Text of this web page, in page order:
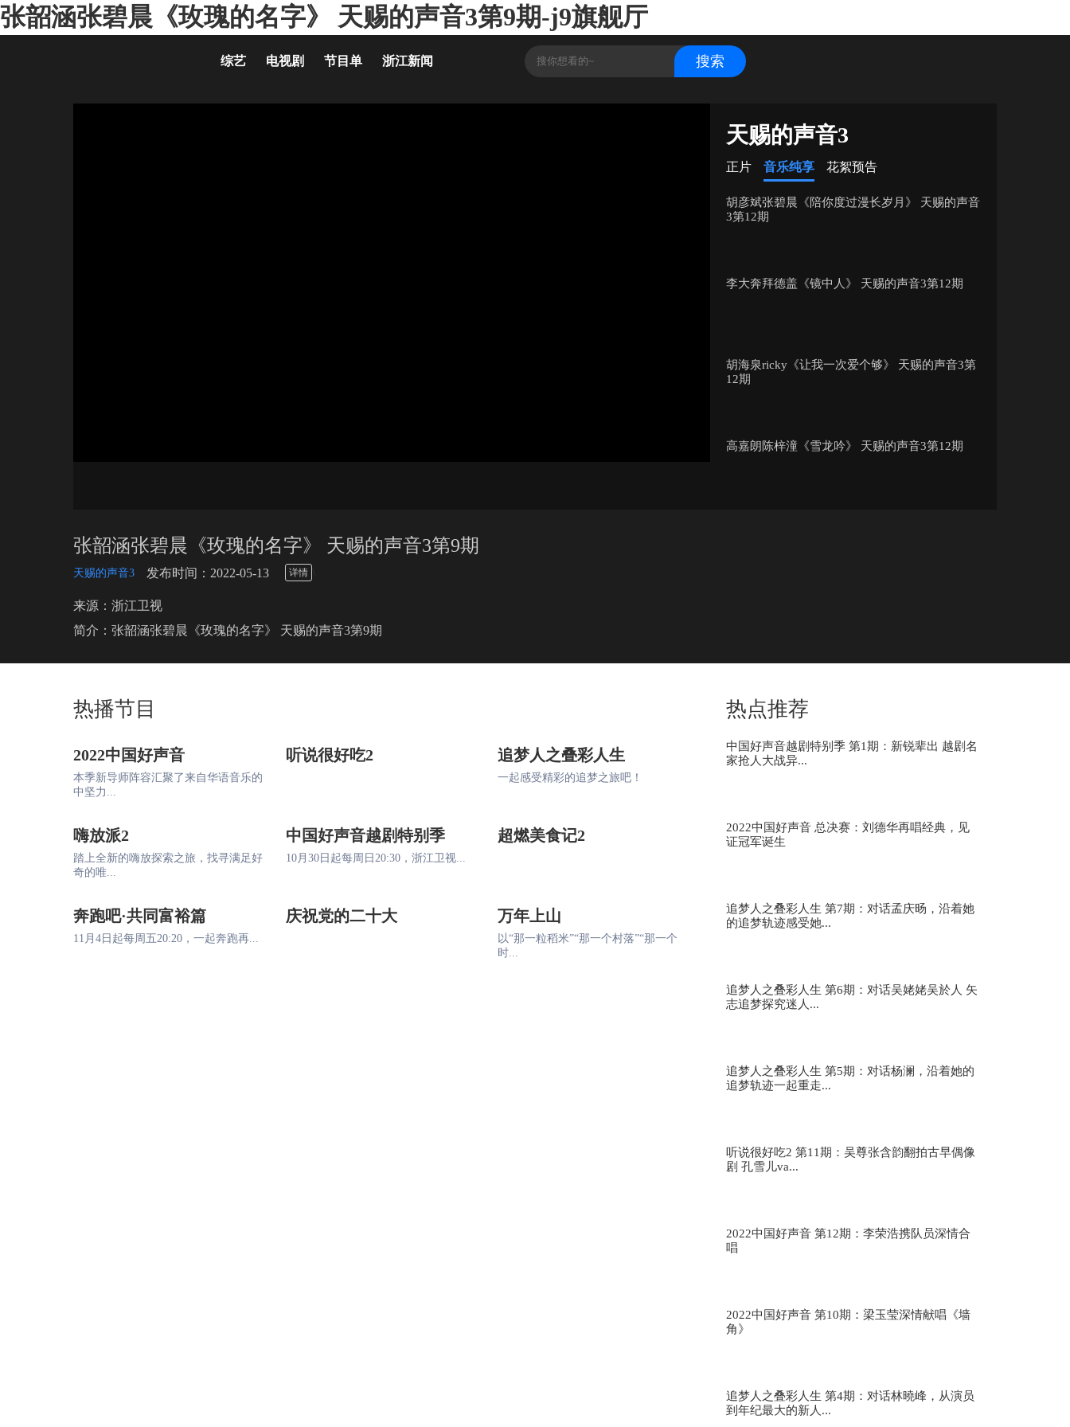
张韶涵张碧晨《玫瑰的名字》 天赐的声音3第9期-j9旗舰厅
综艺 电视剧 节目单 浙江新闻
张韶涵张碧晨《玫瑰的名字》 天赐的声音3第9期
天赐的声音3 发布时间：2022-05-13 详情
来源：浙江卫视
简介：张韶涵张碧晨《玫瑰的名字》 天赐的声音3第9期
天赐的声音3
正片 音乐纯享 花絮预告
胡彦斌张碧晨《陪你度过漫长岁月》 天赐的声音
3第12期
李大奔拜德盖《镜中人》 天赐的声音3第12期
胡海泉ricky《让我一次爱个够》 天赐的声音3第
12期
高嘉朗陈梓潼《雪龙吟》 天赐的声音3第12期
期
刘惜君唐汉霄《逝去的歌》 天赐的声音3第12期
张远姚晓棠《有生之年》 天赐的声音3第12期
热播节目
2022中国好声音
本季新导师阵容汇聚了来自华语音乐的
中坚力...
听说很好吃2 追梦人之叠彩人生
一起感受精彩的追梦之旅吧！
嗨放派2
踏上全新的嗨放探索之旅，找寻满足好
奇的唯...
中国好声音越剧特别季
10月30日起每周日20:30，浙江卫视...
超燃美食记2
奔跑吧·共同富裕篇
11月4日起每周五20:20，一起奔跑再...
庆祝党的二十大 万年上山
以“那一粒稻米”“那一个村落”“那一个
时...
热点推荐
中国好声音越剧特别季 第1期：新锐辈出 越剧名
家抢人大战异...
2022中国好声音 总决赛：刘德华再唱经典，见
证冠军诞生
追梦人之叠彩人生 第7期：对话孟庆旸，沿着她
的追梦轨迹感受她...
追梦人之叠彩人生 第6期：对话吴姥姥吴於人 矢
志追梦探究迷人...
追梦人之叠彩人生 第5期：对话杨澜，沿着她的
追梦轨迹一起重走...
听说很好吃2 第11期：吴尊张含韵翻拍古早偶像
剧 孔雪儿va...
2022中国好声音 第12期：李荣浩携队员深情合
唱
2022中国好声音 第10期：梁玉莹深情献唱《墙
角》
追梦人之叠彩人生 第4期：对话林曉峰，从演员
到年纪最大的新人...